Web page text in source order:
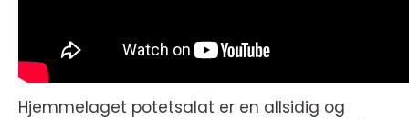
Hjemmelaget potetsalat er en allsidig og